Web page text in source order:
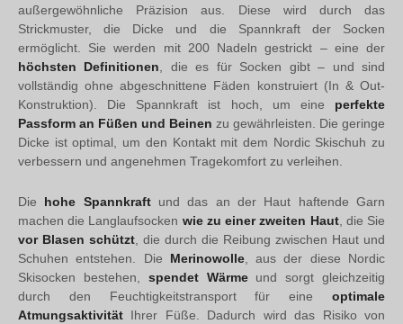
außergewöhnliche Präzision aus. Diese wird durch das
Strickmuster, die Dicke und die Spannkraft der Socken
ermöglicht. Sie werden mit 200 Nadeln gestrickt – eine der
höchsten Definitionen, die es für Socken gibt – und sind
vollständig ohne abgeschnittene Fäden konstruiert (In & Out-
Konstruktion). Die Spannkraft ist hoch, um eine perfekte
Passform an Füßen und Beinen zu gewährleisten. Die geringe
Dicke ist optimal, um den Kontakt mit dem Nordic Skischuh zu
verbessern und angenehmen Tragekomfort zu verleihen.
Die hohe Spannkraftund das an der Haut haftende Garn
machen die Langlaufsocken wie zu einer zweiten Haut, die Sie
vor Blasen schützt, die durch die Reibung zwischen Haut und
Schuhen entstehen. Die Merinowolle, aus der diese Nordic
Skisocken bestehen, spendet Wärmeund sorgt gleichzeitig
durch den Feuchtigkeitstransport für eine optimale
Atmungsaktivität Ihrer Füße. Dadurch wird das Risiko von